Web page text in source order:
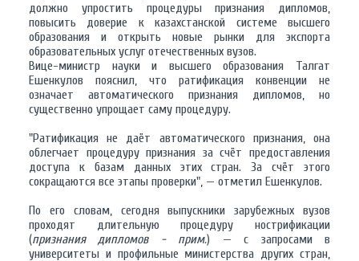
должно упростить процедуры признания дипломов,
повысить доверие к казахстанской системе высшего
образования и открыть новые рынки для экспорта
образовательных услуг отечественных вузов.
Вице-министр науки и высшего образования Талгат
Ешенкулов пояснил, что ратификация конвенции не
означает автоматического признания дипломов, но
существенно упрощает саму процедуру.
"Ратификация не даёт автоматического признания, она
облегчает процедуру признания за счёт предоставления
доступа к базам данных этих стран. За счёт этого
сокращаются все этапы проверки", — отметил Ешенкулов.
По его словам, сегодня выпускники зарубежных вузов
проходят длительную процедуру нострификации
(признания дипломов - прим.) — с запросами в
университеты и профильные министерства других стран,